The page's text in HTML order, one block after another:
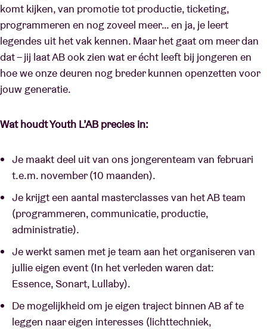
komt kijken, van promotie tot productie, ticketing,
programmeren en nog zoveel meer… en ja, je leert
legendes uit het vak kennen. Maar het gaat om meer dan
dat – jij laat AB ook zien wat er écht leeft bij jongeren en
hoe we onze deuren nog breder kunnen openzetten voor
jouw generatie.
Wat houdt Youth L’AB precies in:
Je maakt deel uit van ons jongerenteam van februari
t.e.m. november (10 maanden).
Je krijgt een aantal masterclasses van het AB team
(programmeren, communicatie, productie,
administratie).
Je werkt samen met je team aan het organiseren van
jullie eigen event (In het verleden waren dat:
Essence, Sonart, Lullaby).
De mogelijkheid om je eigen traject binnen AB af te
leggen naar eigen interesses (lichttechniek,